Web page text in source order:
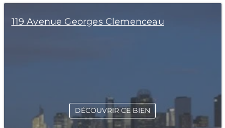
119 Avenue Georges Clemenceau
DÉCOUVRIR CE BIEN